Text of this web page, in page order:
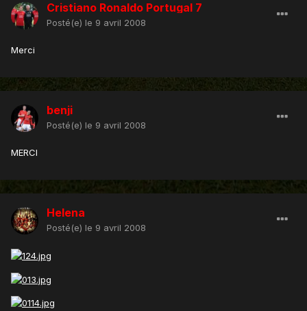
Cristiano Ronaldo Portugal 7
Posté(e) le 9 avril 2008
Merci
benji
Posté(e) le 9 avril 2008
MERCI
Helena
Posté(e) le 9 avril 2008